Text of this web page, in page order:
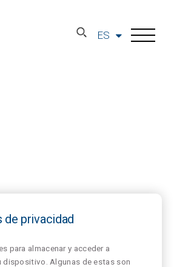
ES
de privacidad
para almacenar y acceder a
dispositivo. Algunas de estas son